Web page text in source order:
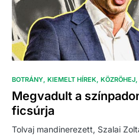
BOTRÁNY KIEMELT HÍREK KÖZRÖHEJ
Megvadult a
ficsúrja
Tolvaj mandinerezett, Szalai